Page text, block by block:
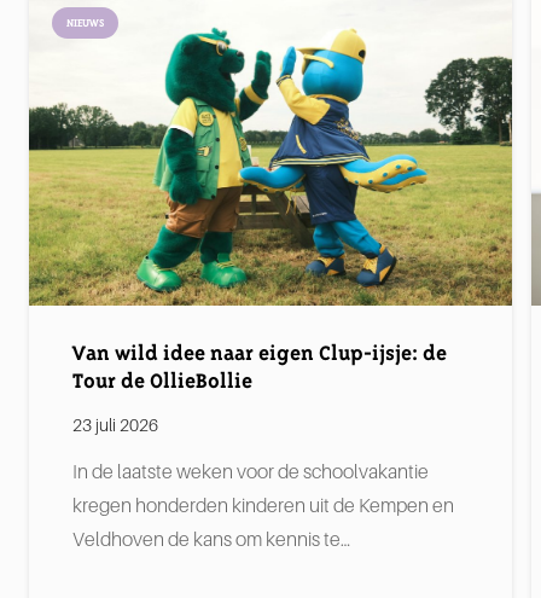
NIEUWS
Van wild idee naar eigen Clup-ijsje: de
Tour de OllieBollie
23 juli 2026
In de laatste weken voor de schoolvakantie
kregen honderden kinderen uit de Kempen en
Veldhoven de kans om kennis te…